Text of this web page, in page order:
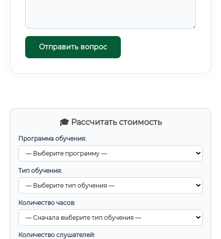
🎓 Рассчитать стоимость
Программа обучения:
Тип обучения:
Количество часов:
Количество слушателей:
Отправить вопрос